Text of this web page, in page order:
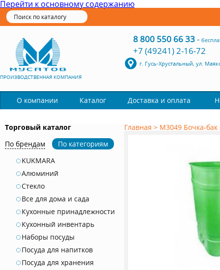
Перейти к основному содержанию
ПРОИЗВОДСТВЕННАЯ КОМПАНИЯ
8 800 550 66 33-
+7 (49241) 2-16-72
г. Гусь-Хрустальный, ул.
О компании Каталог Доставка и оплата
Торговый каталог
По брендам
По категориям
KUKMARA
Алюминий
Стекло
Все для дома и сада
Кухонные принадлежности
Кухонный инвентарь
Наборы посуды
Посуда для напитков
Посуда для хранения
Главная > М3049 Бочка-